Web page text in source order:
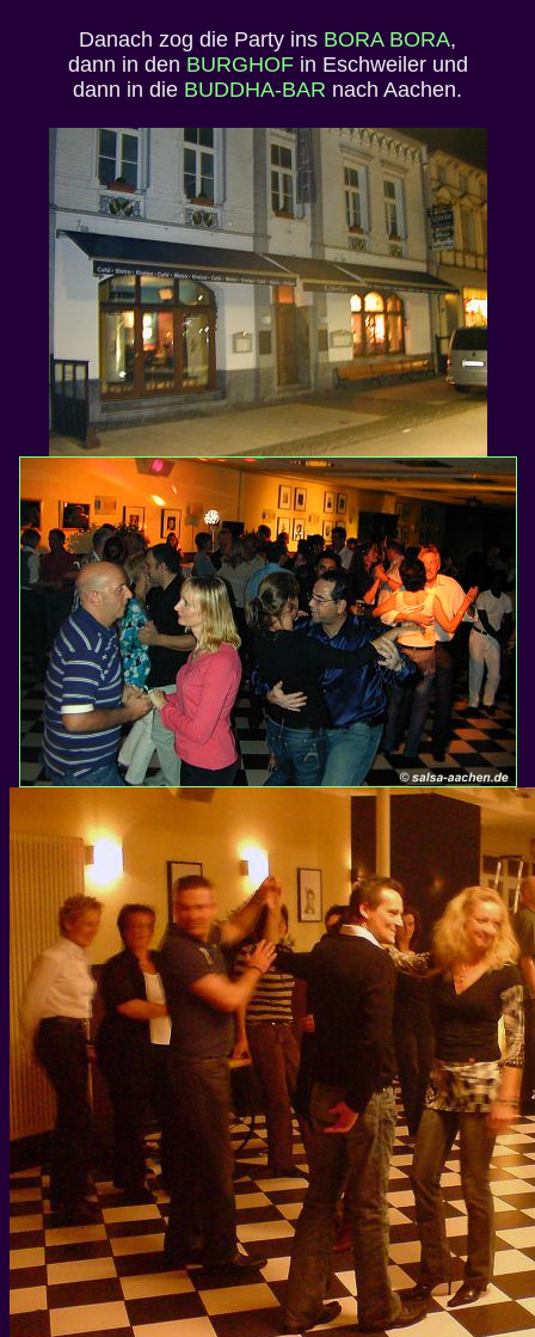
Danach zog die Party ins BORA BORA,
dann in den BURGHOFin Eschweiler und
dann in die BUDDHA-BAR nach Aachen.